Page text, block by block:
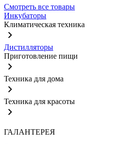
Смотреть все товары
Инкубаторы
Климатическая техника
Дистилляторы
Приготовление пищи
Техника для дома
Техника для красоты
ГАЛАНТЕРЕЯ